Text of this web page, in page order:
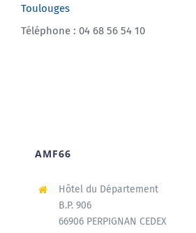
Toulouges
Téléphone : 04 68 56 54 10
AMF66
Hôtel du Département
B.P. 906
66906 PERPIGNAN CEDEX